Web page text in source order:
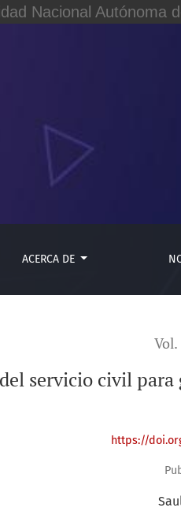
Nacional Autónoma
ACERCA DE
servicio civil
https://